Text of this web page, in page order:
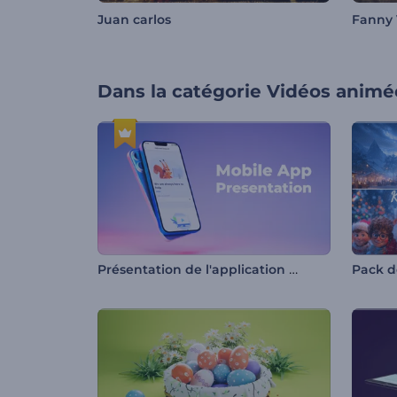
Juan carlos Fanny
Dans la catégorie Vidéos
Présentation de l'application mobile